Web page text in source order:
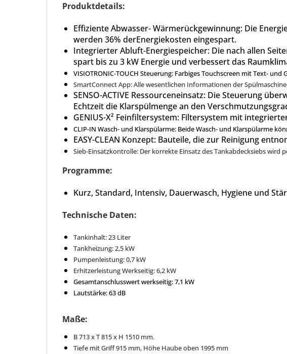
Produktdetails:
Effiziente Abwasser- Wärmerückgewinnung: Die
werden 36% derEnergiekosten eingespart.
Integrierter Abluft-Energiespeicher: Die nach allen
spart bis zu 3 kW Energie und verbessert das
VISIOTRONIC-TOUCH Steuerung: Farbiges Touchscreen mit Text-
SmartConnect App: Alle wesentlichen Informationen der
SENSO-ACTIVE Ressourceneinsatz: Die Steuerung
Echtzeit die Klarspülmenge an den
GENIUS-X² Feinfiltersystem: Filtersystem mit
CLIP-IN Wasch- und Klarspülarme: Beide Wasch- und Klarspülarme
EASY-CLEAN Konzept: Bauteile, die zur Reinigung
Sieb-Einsatzkontrolle: Der korrekte Einsatz des Tankabdecksiebs wird
Programme:
Kurz, Standard, Intensiv, Dauerwasch, Hygiene und
Technische Daten:
Tankinhalt: 23 Liter
Tankheizung: 2,5 kW
Pumpenleistung: 0,7 kW
Erhitzerleistung Werkseitig: 6,2 kW
Gesamtanschlusswert werkseitig: 7,1 kW
Lautstärke: 63 dB
Maße:
B 713 x T 815 x H 1510 mm.
Tiefe mit Griff 915 mm, Höhe Haube oben 1995 mm